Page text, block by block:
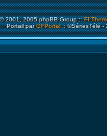
2001, 2005 phpBB Group ::FI
Portail parGFPortal:: ©SériesTélé -